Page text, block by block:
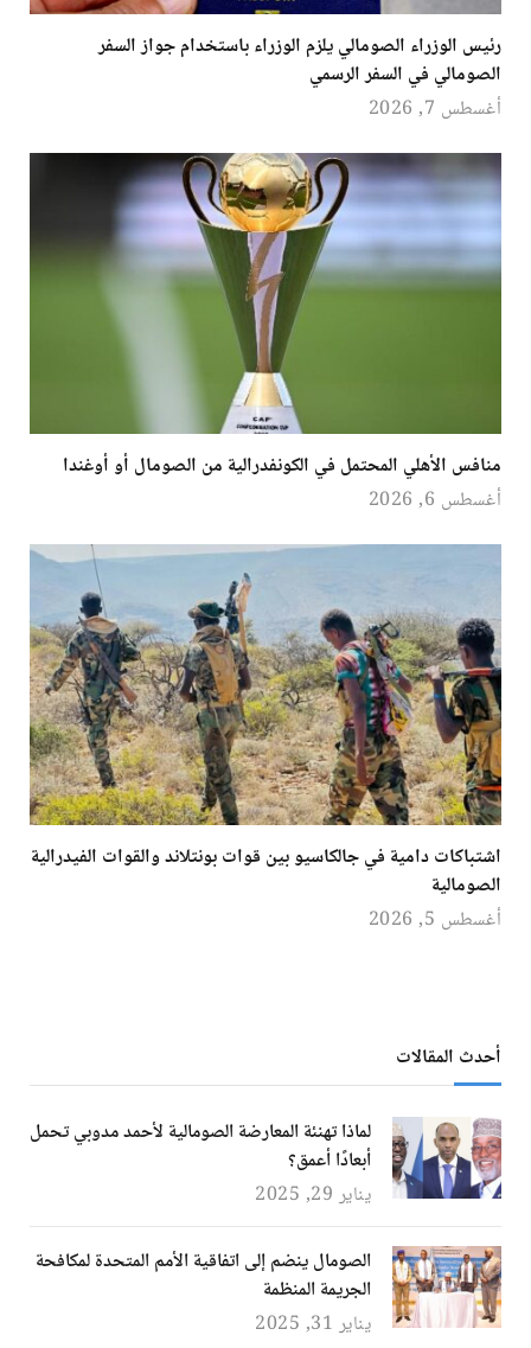
رئيس الوزراء الصومالي يلزم الوزراء باستخدام جواز السفر
الصومالي في السفر الرسمي
أغسطس 7, 2026
منافس الأهلي المحتمل في الكونفدرالية من الصومال أو أوغندا
أغسطس 6, 2026
اشتباكات دامية في جالكاسيو بين قوات بونتلاند والقوات الفيدرالية
الصومالية
أغسطس 5, 2026
أحدث المقالات
لماذا تهنئة المعارضة الصومالية لأحمد مدوبي تحمل
أبعادًا أعمق؟
يناير 29, 2025
الصومال ينضم إلى اتفاقية الأمم المتحدة لمكافحة
الجريمة المنظمة
يناير 31, 2025